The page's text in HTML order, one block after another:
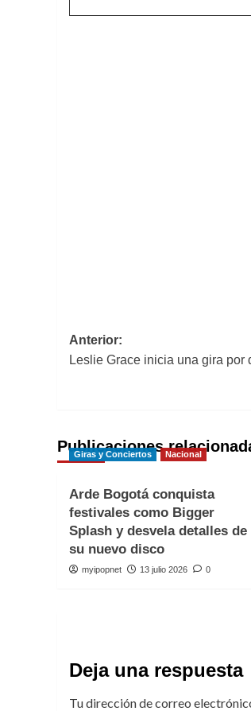
Navegación
de
Anterior:
Leslie Grace inicia una gira por
Publicaciones
Giras y Conciertos Nacional
Arde Bogotá conquista
festivales como Bigger
Splash y desvela detalles de
su nuevo disco
myipopnet 13 julio 2026 0
Deja una respuesta
Tu dirección de correo